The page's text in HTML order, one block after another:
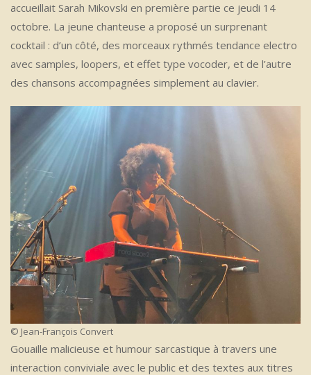
accueillait Sarah Mikovski en première partie ce jeudi 14
octobre. La jeune chanteuse a proposé un surprenant
cocktail : d’un côté, des morceaux rythmés tendance electro
avec samples, loopers, et effet type vocoder, et de l’autre
des chansons accompagnées simplement au clavier.
© Jean-François Convert
Gouaille malicieuse et humour sarcastique à travers une
interaction conviviale avec le public et des textes aux titres